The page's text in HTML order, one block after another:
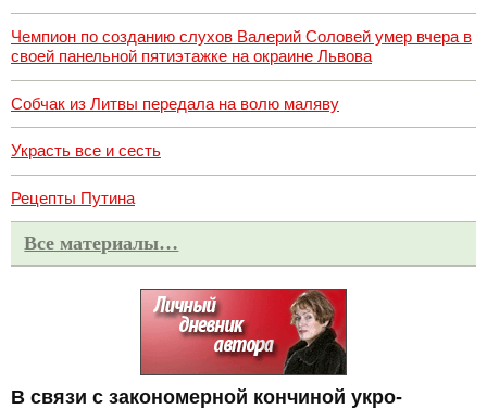
Чемпион по созданию слухов Валерий Соловей умер вчера в
своей панельной пятиэтажке на окраине Львова
Собчак из Литвы передала на волю маляву
Украсть все и сесть
Рецепты Путина
Все материалы…
В связи с закономерной кончиной укро-